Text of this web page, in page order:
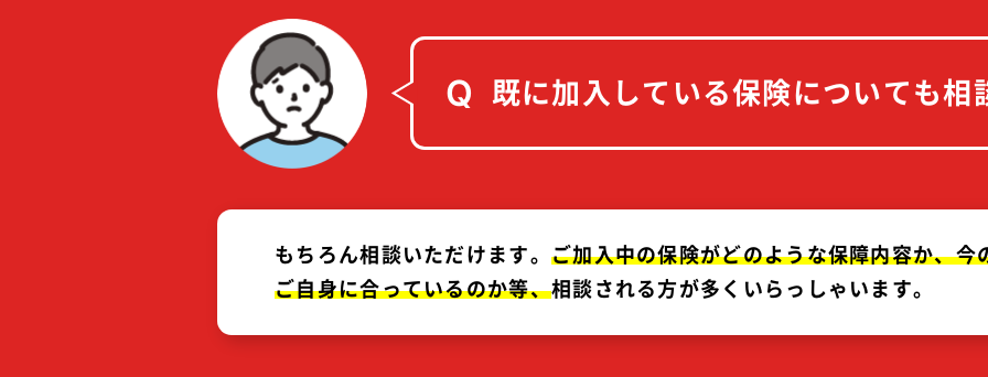
Q 既に加入している保険についても相
もちろん相談いただけます。 ご加入中の保険がどのような保障内容か、今
ご自身に合っているのか等、相談される方が多くいらっしゃいます。